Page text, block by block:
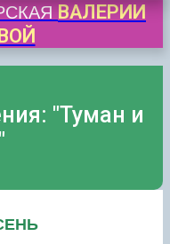
ВАЛЕРИИ
"Туман и